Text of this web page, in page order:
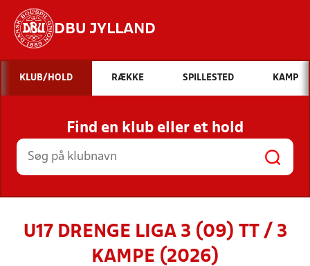
DBU JYLLAND
Hvad vil du søge efter?
INDHOLD OG NYHEDER
STILLINGER, RESULTATER, KLUBBER OG
HOLD
KLUB/HOLD RÆKKE SPILLESTED KAMP
Find en klub eller et hold
U17 DRENGE LIGA 3 (09) TT / 3
KAMPE (2026)